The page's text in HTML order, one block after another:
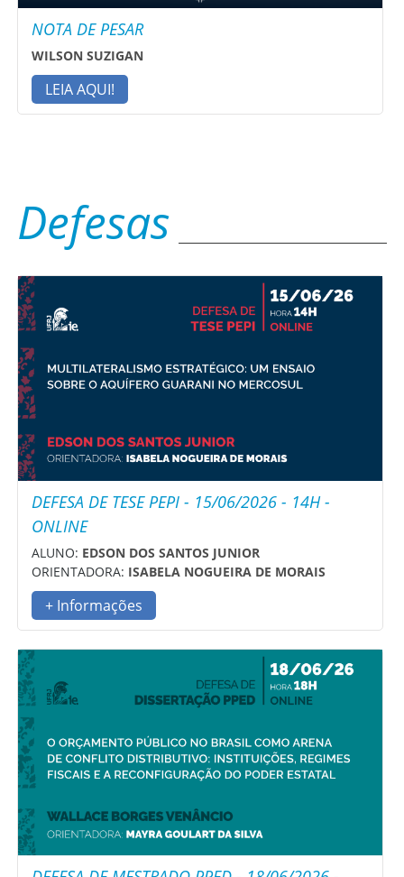
NOTA DE PESAR
WILSON SUZIGAN
LEIA AQUI!
Defesas
DEFESA DE TESE PEPI - 15/06/2026 - 14H -
ONLINE
ALUNO: EDSON DOS SANTOS JUNIOR
ORIENTADORA: ISABELA NOGUEIRA DE MORAIS
+ Informações